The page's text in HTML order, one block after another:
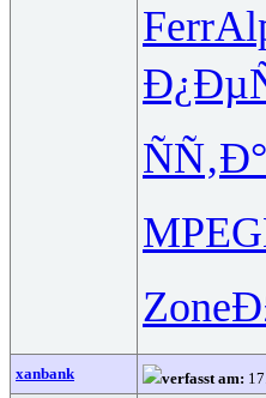
Ferr
MPEG
Zone
xanbank verfasst am: